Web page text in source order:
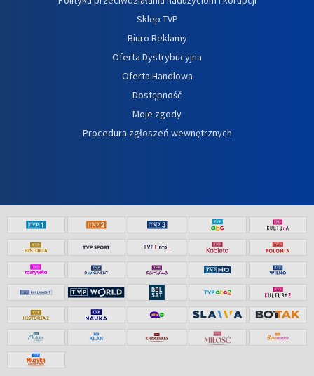
Sklep TVP
Biuro Reklamy
Oferta Dystrybucyjna
Oferta Handlowa
Dostępność
Moje zgody
Procedura zgłoszeń wewnętrznych